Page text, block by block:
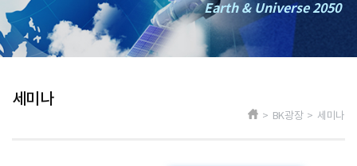
Earth & Universe 2050
세미나
> BK광장 > 세미나